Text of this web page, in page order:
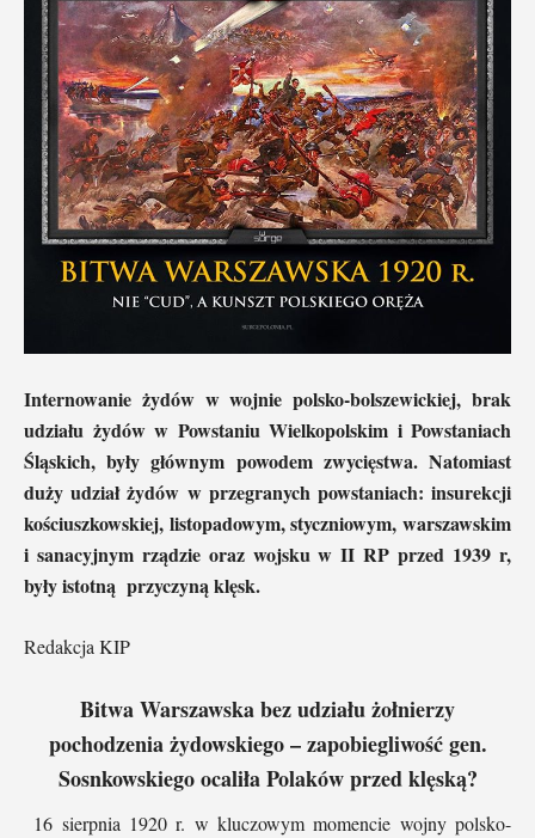
Internowanie żydów w wojnie polsko-bolszewickiej, brak
udziału żydów w Powstaniu Wielkopolskim i Powstaniach
Śląskich, były głównym powodem zwycięstwa. Natomiast
duży udział żydów w przegranych powstaniach: insurekcji
kościuszkowskiej, listopadowym, styczniowym, warszawskim
i sanacyjnym rządzie oraz wojsku w II RP przed 1939 r,
były istotną przyczyną klęsk.
Redakcja KIP
Bitwa Warszawska bez udziału żołnierzy
pochodzenia żydowskiego – zapobiegliwość gen.
Sosnkowskiego ocaliła Polaków przed klęską?
16 sierpnia 1920 r. w kluczowym momencie wojny polsko-